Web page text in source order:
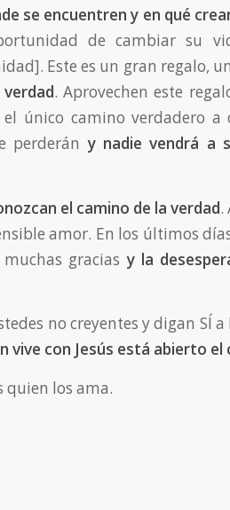
se encuentren y en qué
de cambiar su
Este es un gran regalo,
. Aprovechen este
único camino verdadero a
perderány nadie vendrá a
el camino de la verdad.
amor. En los últimos
muchas graciasy la
no creyentes y digan SÍ
vive con Jesús está abierto el
quien los ama.